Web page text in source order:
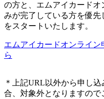
の方と、エムアイカードオ
みが完了している方を優先
をスタートいたします。
エムアイカードオンライン
ら
＊上記URL以外から申し
合、対象外となりますので